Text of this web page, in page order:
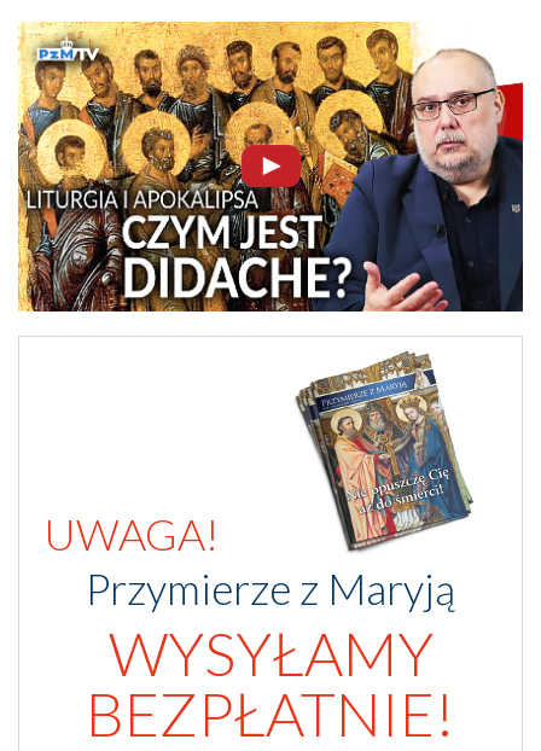
UWAGA!
Przymierze z Maryją
WYSYŁAMY
BEZPŁATNIE!